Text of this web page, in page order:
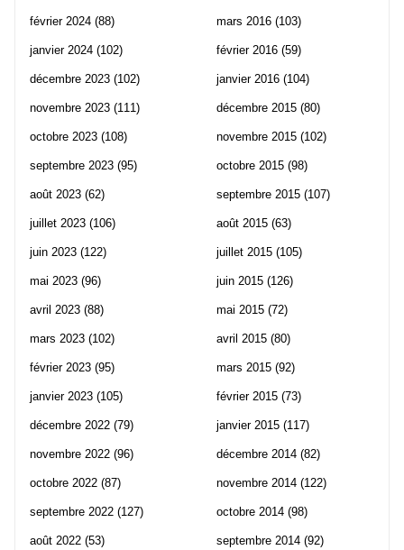
février 2024 (88)
janvier 2024 (102)
décembre 2023 (102)
novembre 2023 (111)
octobre 2023 (108)
septembre 2023 (95)
août 2023 (62)
juillet 2023 (106)
juin 2023 (122)
mai 2023 (96)
avril 2023 (88)
mars 2023 (102)
février 2023 (95)
janvier 2023 (105)
décembre 2022 (79)
novembre 2022 (96)
octobre 2022 (87)
septembre 2022 (127)
août 2022 (53)
mars 2016 (103)
février 2016 (59)
janvier 2016 (104)
décembre 2015 (80)
novembre 2015 (102)
octobre 2015 (98)
septembre 2015 (107)
août 2015 (63)
juillet 2015 (105)
juin 2015 (126)
mai 2015 (72)
avril 2015 (80)
mars 2015 (92)
février 2015 (73)
janvier 2015 (117)
décembre 2014 (82)
novembre 2014 (122)
octobre 2014 (98)
septembre 2014 (92)